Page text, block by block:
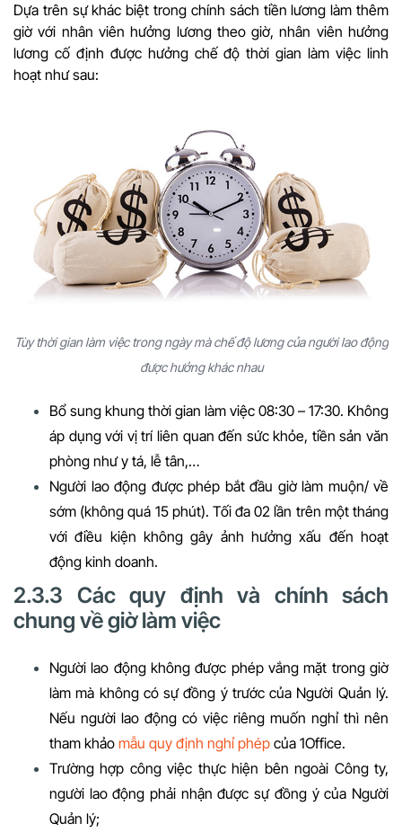
Dựa trên sự khác biệt trong chính sách tiền lương làm thêm
giờ với nhân viên hưởng lương theo giờ, nhân viên hưởng
lương cố định được hưởng chế độ thời gian làm việc linh
hoạt như sau:
Tùy thời gian làm việc trong ngày mà chế độ lương của người lao động
được hưởng khác nhau
Bổ sung khung thời gian làm việc 08:30 – 17:30. Không
áp dụng với vị trí liên quan đến sức khỏe, tiền sản văn
phòng như y tá, lễ tân,…
Người lao động được phép bắt đầu giờ làm muộn/ về
sớm (không quá 15 phút). Tối đa 02 lần trên một tháng
với điều kiện không gây ảnh hưởng xấu đến hoạt
động kinh doanh.
2.3.3 Các quy định và chính sách
chung về giờ làm việc
Người lao động không được phép vắng mặt trong giờ
làm mà không có sự đồng ý trước của Người Quản lý.
Nếu người lao động có việc riêng muốn nghỉ thì nên
tham khảo mẫu quy định nghỉ phép của 1Office.
Trường hợp công việc thực hiện bên ngoài Công ty,
người lao động phải nhận được sự đồng ý của Người
Quản lý;